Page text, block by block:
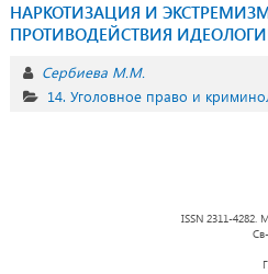
НАРКОТИЗАЦИЯ И
ПРОТИВОДЕЙСТВИЯ
Сербиева М.М.
14. Уголовное право и
ISSN 2311-4282.